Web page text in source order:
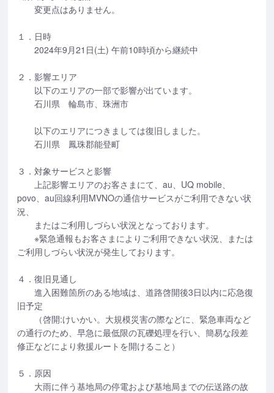
変更点はありません。
１．日時
2024年9月21日(土) 午前10時頃から継続中
２．影響エリア
以下のエリアの一部で影響が出ています。
石川県 輪島市、珠洲市
以下のエリアにつきましては復旧しました。
石川県 鳳珠郡能登町
３．対象サービスと影響
上記影響エリアのお客さまにて、au、UQ mobile、
povo、au回線利用MVNOの通信サービスがご利用できない状
況、
またはご利用しづらい状況となっております。
※緊急通報もお客さまによりご利用できない状況、または
ご利用しづらい状況が発生しております。
４．復旧見通し
進入困難箇所のある地域は、道路啓開後3日以内に応急復
旧予定
（啓開:けいかい。大規模災害の際などに、緊急車両など
の通行のため、早急に最低限の瓦礫処理を行い、簡易な段差
修正などにより救援ルートを開けること）
５．原因
大雨に伴う基地局の停電および基地局までの伝送路の故